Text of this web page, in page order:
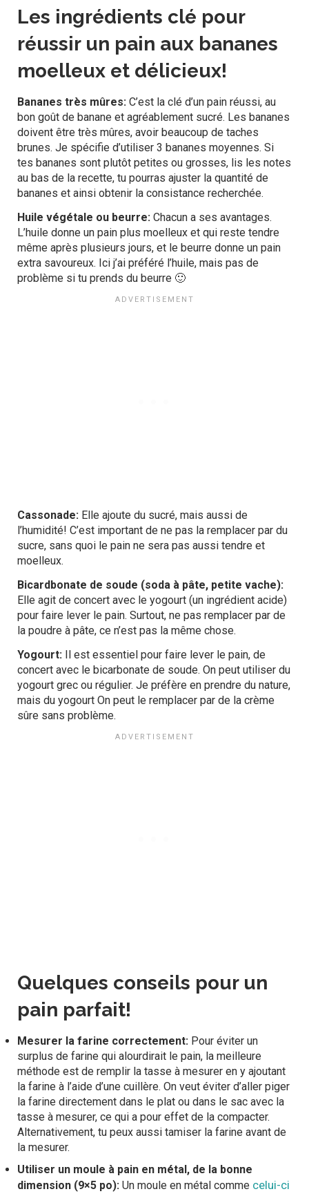
Les ingrédients clé pour
réussir un pain aux bananes
moelleux et délicieux!
Bananes très mûres: C’est la clé d’un pain réussi, au
bon goût de banane et agréablement sucré. Les bananes
doivent être très mûres, avoir beaucoup de taches
brunes. Je spécifie d’utiliser 3 bananes moyennes. Si
tes bananes sont plutôt petites ou grosses, lis les notes
au bas de la recette, tu pourras ajuster la quantité de
bananes et ainsi obtenir la consistance recherchée.
Huile végétale ou beurre: Chacun a ses avantages.
L’huile donne un pain plus moelleux et qui reste tendre
même après plusieurs jours, et le beurre donne un pain
extra savoureux. Ici j’ai préféré l’huile, mais pas de
problème si tu prends du beurre 🙂
Cassonade: Elle ajoute du sucré, mais aussi de
l’humidité! C’est important de ne pas la remplacer par du
sucre, sans quoi le pain ne sera pas aussi tendre et
moelleux.
Bicardbonate de soude (soda à pâte, petite vache):
Elle agit de concert avec le yogourt (un ingrédient acide)
pour faire lever le pain. Surtout, ne pas remplacer par de
la poudre à pâte, ce n’est pas la même chose.
Yogourt: Il est essentiel pour faire lever le pain, de
concert avec le bicarbonate de soude. On peut utiliser du
yogourt grec ou régulier. Je préfère en prendre du nature,
mais du yogourt On peut le remplacer par de la crème
sûre sans problème.
Quelques conseils pour un
pain parfait!
Mesurer la farine correctement: Pour éviter un
surplus de farine qui alourdirait le pain, la meilleure
méthode est de remplir la tasse à mesurer en y ajoutant
la farine à l’aide d’une cuillère. On veut éviter d’aller piger
la farine directement dans le plat ou dans le sac avec la
tasse à mesurer, ce qui a pour effet de la compacter.
Alternativement, tu peux aussi tamiser la farine avant de
la mesurer.
Utiliser un moule à pain en métal, de la bonne
dimension (9×5 po): Un moule en métal comme celui-ci